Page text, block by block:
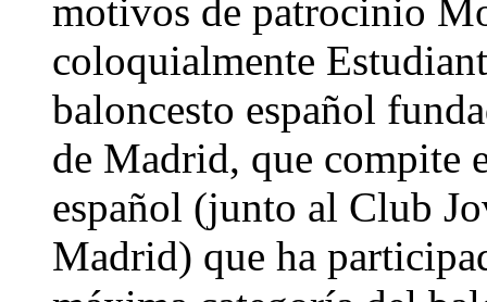
motivos de patrocinio
coloquialmente
baloncesto español
de Madrid, que compite
español (junto al Club
Madrid) que ha